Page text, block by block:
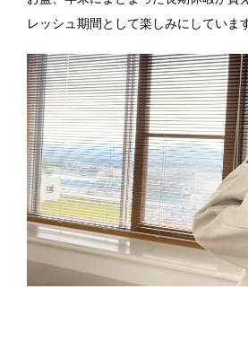
レッシュ期間として楽しみにしていま